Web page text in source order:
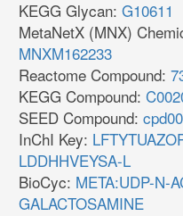
KEGG Glycan: G10611
MetaNetX (MNX)
MNXM162233
Reactome Compound:
KEGG Compound:
SEED Compound:
InChI Key:
LDDHHVEYSA-L
BioCyc: META:UDP-N-
GALACTOSAMINE